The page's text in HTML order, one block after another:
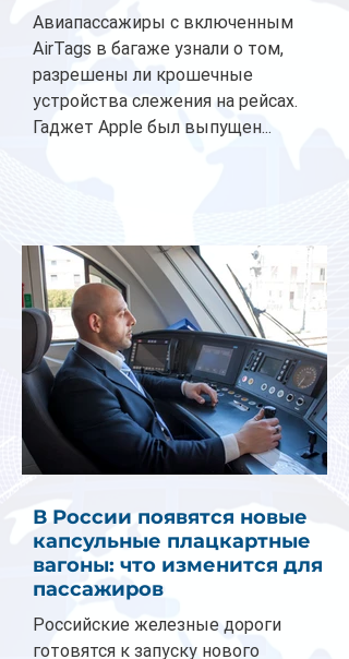
Авиапассажиры с включенным
AirTags в багаже узнали о том,
разрешены ли крошечные
устройства слежения на рейсах.
Гаджет Apple был выпущен...
В России появятся новые
капсульные плацкартные
вагоны: что изменится для
пассажиров
Российские железные дороги
готовятся к запуску нового